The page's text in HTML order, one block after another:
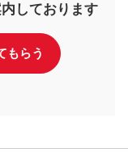
しております
もらう